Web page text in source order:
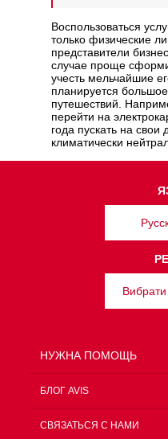
Воспользоваться
только физические
представители
случае проще
учесть мельчайшие
планируется
путешествий.
перейти на
года пускать на свои
климатически
Вибрати
НУЖНА ПОМОЩЬ
БЛОГ AVIS
СВЯЗАТЬСЯ С НАМИ